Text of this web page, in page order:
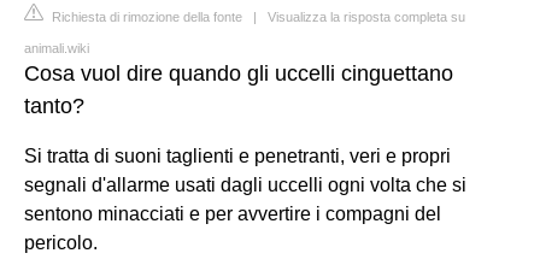
Richiesta di rimozione della fonte | Visualizza la risposta completa su
animali.wiki
Cosa vuol dire quando gli uccelli cinguettano
tanto?
Si tratta di suoni taglienti e penetranti, veri e propri
segnali d'allarme usati dagli uccelli ogni volta che si
sentono minacciati e per avvertire i compagni del
pericolo.